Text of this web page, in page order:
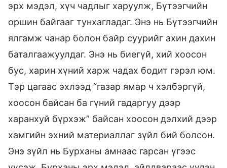
эрх мэдэл, хүч чадлыг харуулж, Бүтээгчийн
оршин байгааг тунхагладаг. Энэ нь Бүтээгчийн
ялгамж чанар болон байр суурийг ахин дахин
баталгаажуулдаг. Энэ нь биегүй, хий хоосон
бус, харин хүний харж чадах бодит гэрэл юм.
Тэр цагаас эхлээд “газар ямар ч хэлбэргүй,
хоосон байсан ба гүний гадаргуу дээр
харанхуй бүрхэж” байсан хоосон дэлхий дээр
хамгийн эхний материаллаг зүйл бий болсон.
Энэ зүйл нь Бурханы амнаас гарсан үгээс